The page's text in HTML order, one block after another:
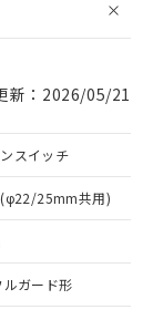
新：2026/05/21
スイッチ
25mm共用)
ガード形